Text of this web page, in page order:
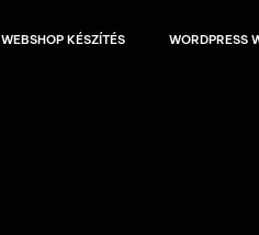
WEBSHOP KÉSZÍTÉS WORDPRESS